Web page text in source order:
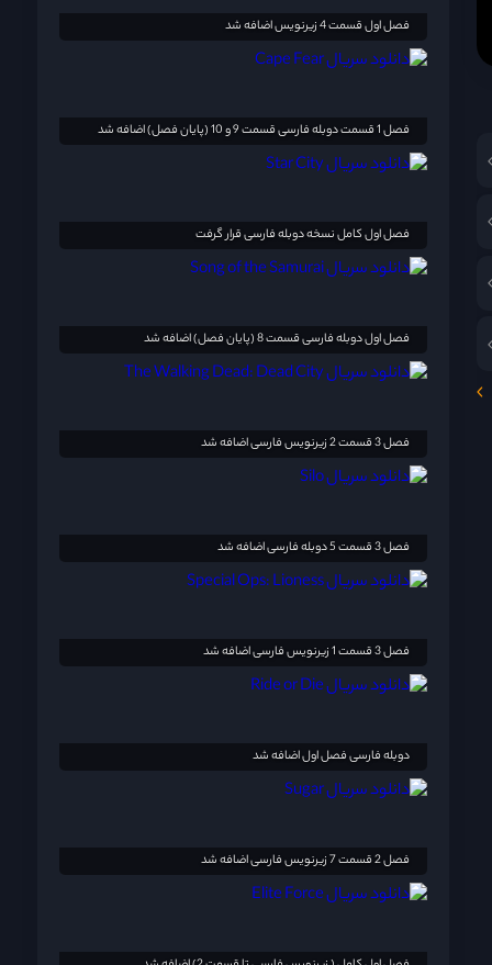
فصل اول قسمت 4 زیرنویس اضافه شد
فصل 1 قسمت دوبله فارسی قسمت 9 و 10 (پایان فصل) اضافه شد
فصل اول کامل نسخه دوبله فارسی قرار گرفت
فصل اول دوبله فارسی قسمت 8 (پایان فصل) اضافه شد
فصل 3 قسمت 2 زیرنویس فارسی اضافه شد
فصل 3 قسمت 5 دوبله فارسی اضافه شد
فصل 3 قسمت 1 زیرنویس فارسی اضافه شد
دوبله فارسی فصل اول اضافه شد
فصل 2 قسمت 7 زیرنویس فارسی اضافه شد